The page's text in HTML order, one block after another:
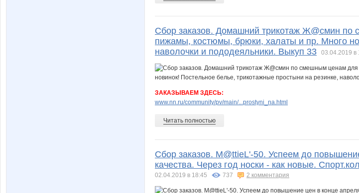
Сбор заказов. Домашний трикотаж Ж@смин по
пижамы, костюмы, брюки, халаты и пр. Много
наволочки и пододеяльники. Выкуп 33
03.04.2019 в
ЗАКАЗЫВАЕМ ЗДЕСЬ:
www.nn.ru/community/pv/main/...prostyni_na.html
Читать полностью
Сбор заказов. M@ttieL'-50. Успеем до
качества. Через год носки - как новые.
02.04.2019 в 18:45 737 2 комментария